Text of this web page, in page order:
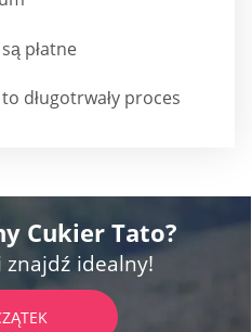
płatne
długotrwały proces
Cukier Tato?
znajdź idealny!